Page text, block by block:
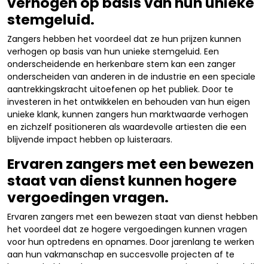
stemgeluid.
Zangers hebben het voordeel dat ze hun prijzen kunnen
verhogen op basis van hun unieke stemgeluid. Een
onderscheidende en herkenbare stem kan een zanger
onderscheiden van anderen in de industrie en een speciale
aantrekkingskracht uitoefenen op het publiek. Door te
investeren in het ontwikkelen en behouden van hun eigen
unieke klank, kunnen zangers hun marktwaarde verhogen
en zichzelf positioneren als waardevolle artiesten die een
blijvende impact hebben op luisteraars.
Ervaren zangers met een bewezen
staat van dienst kunnen hogere
vergoedingen vragen.
Ervaren zangers met een bewezen staat van dienst hebben
het voordeel dat ze hogere vergoedingen kunnen vragen
voor hun optredens en opnames. Door jarenlang te werken
aan hun vakmanschap en succesvolle projecten af te